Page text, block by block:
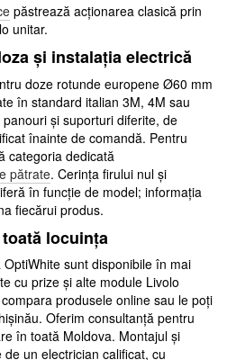
păstrează acționarea clasică prin
unitar.
și instalația electrică
doze rotunde europene Ø60 mm
în standard italian 3M, 4M sau
și suporturi diferite, de
înainte de comandă. Pentru
categoria dedicată
pătrate. Cerința firului nul și
în funcție de model; informația
fiecărui produs.
locuința
sunt disponibile în mai
cu prize și alte module Livolo
produsele online sau le poți
Oferim consultanță pentru
în toată Moldova. Montajul și
un electrician calificat, cu